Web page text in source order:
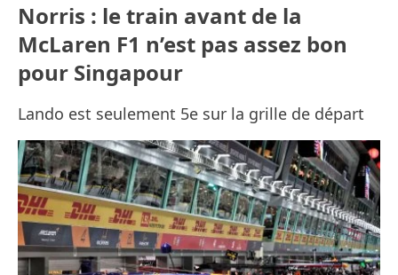
Norris : le train avant de la
McLaren F1 n’est pas assez bon
pour Singapour
Lando est seulement 5e sur la grille de départ